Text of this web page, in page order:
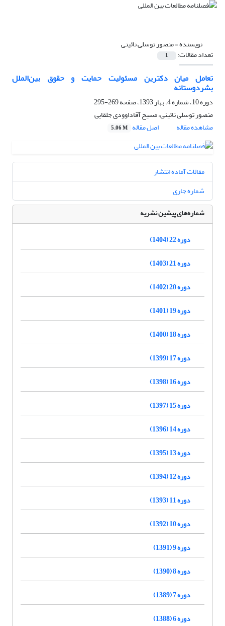
نویسنده =منصور توسلی نائینی
تعداد مقالات: 1
تعامل میان دکترین مسئولیت حمایت و حقوق بین‌الملل
بشردوستانه
دوره 10، شماره 4، بهار 1393، صفحه
269-295
منصور توسلی نائینی، مسیح آقاداوودی جلقایی
مشاهده مقاله
اصل مقاله 5.06 M
مقالات آماده انتشار
شماره جاری
شماره‌های پیشین نشریه
دوره 22 (1404)
دوره 21 (1403)
دوره 20 (1402)
دوره 19 (1401)
دوره 18 (1400)
دوره 17 (1399)
دوره 16 (1398)
دوره 15 (1397)
دوره 14 (1396)
دوره 13 (1395)
دوره 12 (1394)
دوره 11 (1393)
دوره 10 (1392)
دوره 9 (1391)
دوره 8 (1390)
دوره 7 (1389)
دوره 6 (1388)